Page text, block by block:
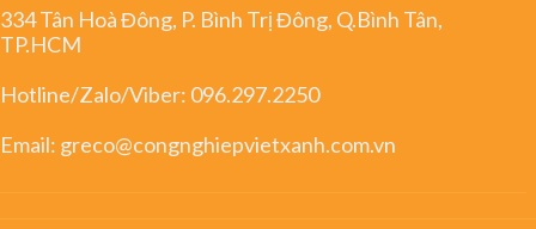
334 Tân Hoà Đông, P. Bình Trị Đông, Q.Bình Tân,
TP.HCM
Hotline/Zalo/Viber: 096.297.2250
Email: greco@congnghiepvietxanh.com.vn